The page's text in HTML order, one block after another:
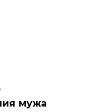
мужа